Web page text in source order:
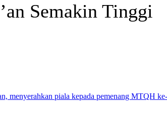
Semakin Tinggi